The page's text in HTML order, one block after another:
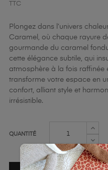
TTC
Plongez dans l’univers
Caramel, où chaque rayure
gourmande du caramel
cette élégance subtile, qui
atmosphère à la fois raffinée
transforme votre espace en
confort, alliant style et
irrésistible.
QUANTITÉ